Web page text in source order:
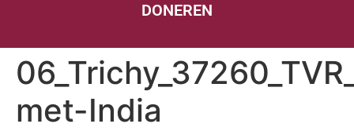
DONEREN
met-India